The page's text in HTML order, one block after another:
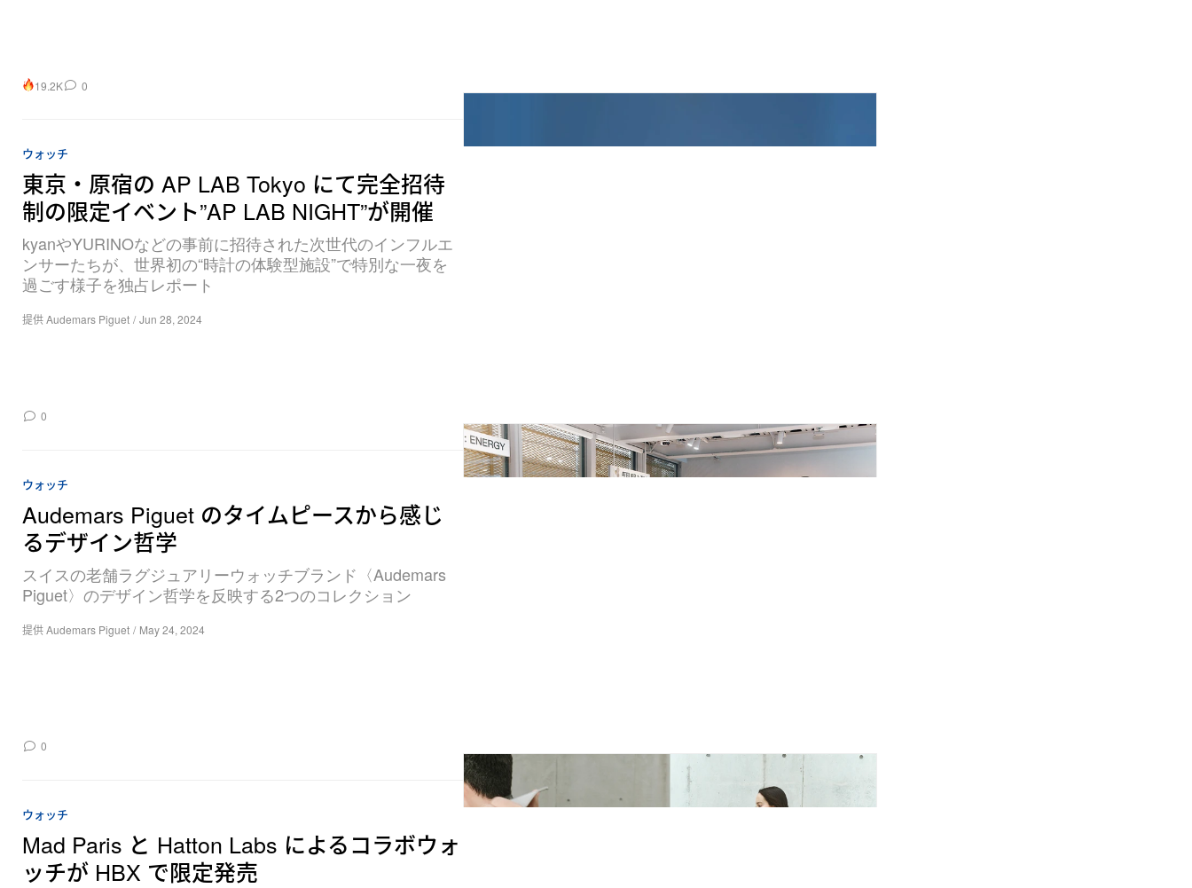
19.2K 0
ウォッチ
東京・原宿の AP LAB Tokyo にて完全招待
制の限定イベント”AP LAB NIGHT”が開催
kyanやYURINOなどの事前に招待された次世代のインフルエ
ンサーたちが、世界初の“時計の体験型施設”で特別な一夜を
過ごす様子を独占レポート
提供 Audemars Piguet / Jun 28, 2024
0
ウォッチ
Audemars Piguet のタイムピースから感じ
るデザイン哲学
スイスの老舗ラグジュアリーウォッチブランド〈Audemars
Piguet〉のデザイン哲学を反映する2つのコレクション
提供 Audemars Piguet / May 24, 2024
0
ウォッチ
Mad Paris と Hatton Labs によるコラボウォ
ッチが HBX で限定発売